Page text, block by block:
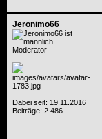
Jeronimo66
Moderator
Dabei seit: 19.11.2016
Beiträge: 2.486